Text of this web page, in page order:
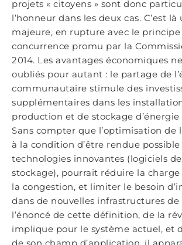
projets « citoyens » sont donc
l’honneur dans les deux cas. C’est
majeure, en rupture avec le principe
concurrence promu par la
2014. Les avantages économiques
oubliés pour autant : le partage de
communautaire stimule des
supplémentaires dans les
production et de stockage
Sans compter que l’optimisation de
à la condition d’être rendue
technologies innovantes (logiciels
stockage), pourrait réduire la charge
la congestion, et limiter le besoin
dans de nouvelles infrastructures de
l’énoncé de cette définition, de la
implique pour le système actuel, et